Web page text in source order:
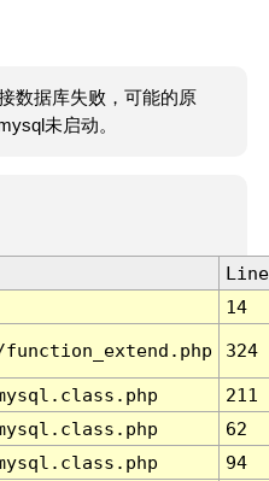
数据库失败，可能的原
未启动。
Line
14
324
211
62
94